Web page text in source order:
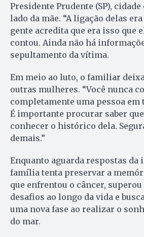
Presidente Prudente (SP), cidade
lado da mãe. “A ligação delas
gente acredita que era isso que
contou. Ainda não há
sepultamento da vítima.
Em meio ao luto, o familiar
outras mulheres. “Você nunca
completamente uma pessoa em
É importante procurar saber
conhecer o histórico dela.
demais.”
Enquanto aguarda respostas da
família tenta preservar a
que enfrentou o câncer,
desafios ao longo da vida e
uma nova fase ao realizar o
do mar.